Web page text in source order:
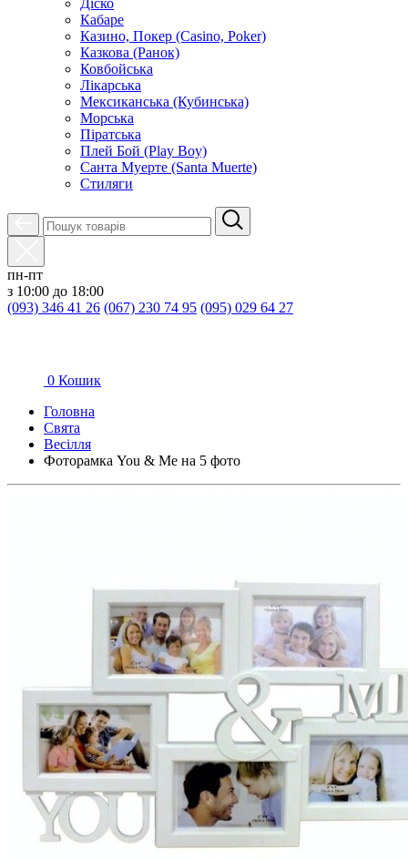
Діско
Кабаре
Казино, Покер (Casino, Poker)
Казкова (Ранок)
Ковбойська
Лікарська
Мексиканська (Кубинська)
Морська
Піратська
Плей Бой (Play Boy)
Санта Муерте (Santa Muerte)
Стиляги
пн-пт
з 10:00 до 18:00
(093) 346 41 26 (067) 230 74 95 (095) 029 64 27
0 Кошик
Головна
Свята
Весілля
Фоторамка You & Me на 5 фото